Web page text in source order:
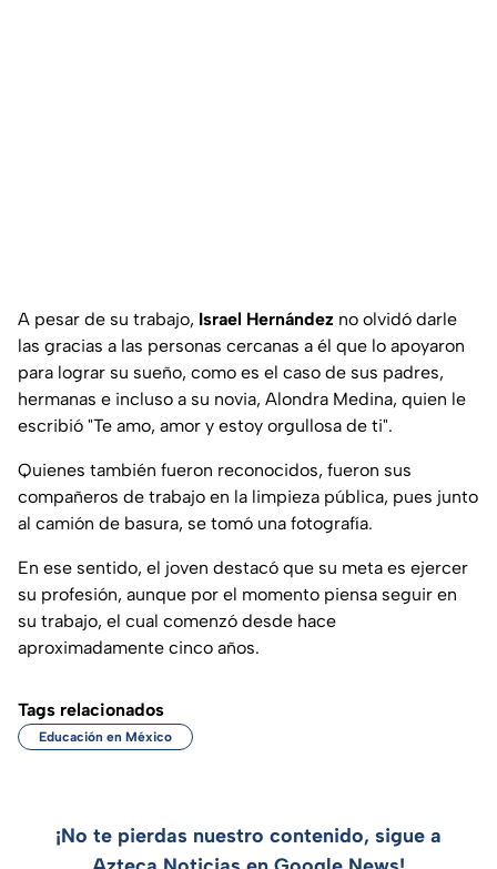
A pesar de su trabajo, Israel Hernández no olvidó darle
las gracias a las personas cercanas a él que lo apoyaron
para lograr su sueño, como es el caso de sus padres,
hermanas e incluso a su novia, Alondra Medina, quien le
escribió "Te amo, amor y estoy orgullosa de ti".
Quienes también fueron reconocidos, fueron sus
compañeros de trabajo en la limpieza pública, pues junto
al camión de basura, se tomó una fotografía.
En ese sentido, el joven destacó que su meta es ejercer
su profesión, aunque por el momento piensa seguir en
su trabajo, el cual comenzó desde hace
aproximadamente cinco años.
Tags relacionados
Educación en México
¡No te pierdas nuestro contenido, sigue a